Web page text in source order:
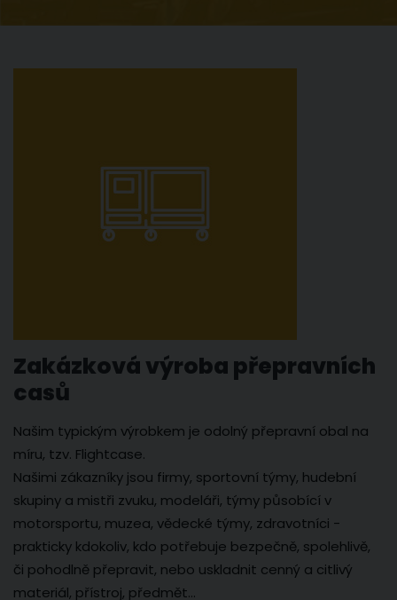
Zakázková výroba přepravních
casů
Našim typickým výrobkem je odolný přepravní obal na
míru, tzv. Flightcase.
Našimi zákazníky jsou firmy, sportovní týmy, hudební
skupiny a mistři zvuku, modeláři, týmy působící v
motorsportu, muzea, vědecké týmy, zdravotníci -
prakticky kdokoliv, kdo potřebuje bezpečně, spolehlivě,
či pohodlně přepravit, nebo uskladnit cenný a citlivý
materiál, přístroj, předmět...